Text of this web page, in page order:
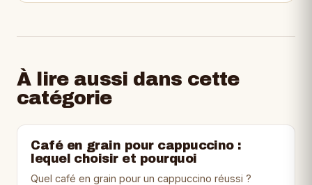
À lire aussi dans cette
catégorie
Café en grain pour cappuccino :
lequel choisir et pourquoi
Quel café en grain pour un cappuccino réussi ?